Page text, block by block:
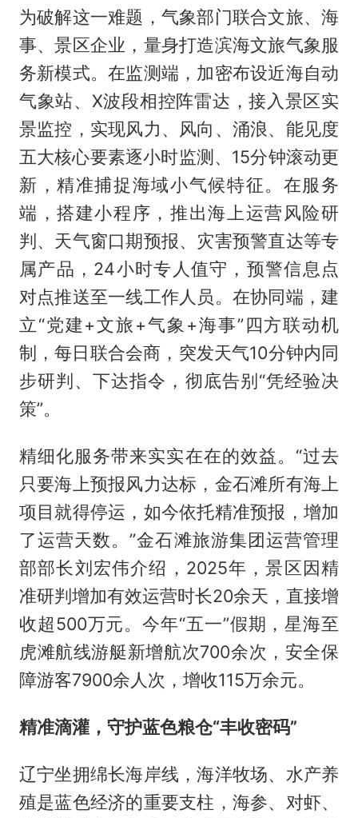
为破解这一难题，气象部门联合文旅、海
事、景区企业，量身打造滨海文旅气象服
务新模式。在监测端，加密布设近海自动
气象站、X波段相控阵雷达，接入景区实
景监控，实现风力、风向、涌浪、能见度
五大核心要素逐小时监测、15分钟滚动更
新，精准捕捉海域小气候特征。在服务
端，搭建小程序，推出海上运营风险研
判、天气窗口期预报、灾害预警直达等专
属产品，24小时专人值守，预警信息点
对点推送至一线工作人员。在协同端，建
立“党建+文旅+气象+海事”四方联动机
制，每日联合会商，突发天气10分钟内同
步研判、下达指令，彻底告别“凭经验决
策”。
精细化服务带来实实在在的效益。“过去
只要海上预报风力达标，金石滩所有海上
项目就得停运，如今依托精准预报，增加
了运营天数。”金石滩旅游集团运营管理
部部长刘宏伟介绍，2025年，景区因精
准研判增加有效运营时长20余天，直接增
收超500万元。今年“五一”假期，星海至
虎滩航线游艇新增航次700余次，安全保
障游客7900余人次，增收115万余元。
精准滴灌，守护蓝色粮仓“丰收密码”
辽宁坐拥绵长海岸线，海洋牧场、水产养
殖是蓝色经济的重要支柱，海参、对虾、